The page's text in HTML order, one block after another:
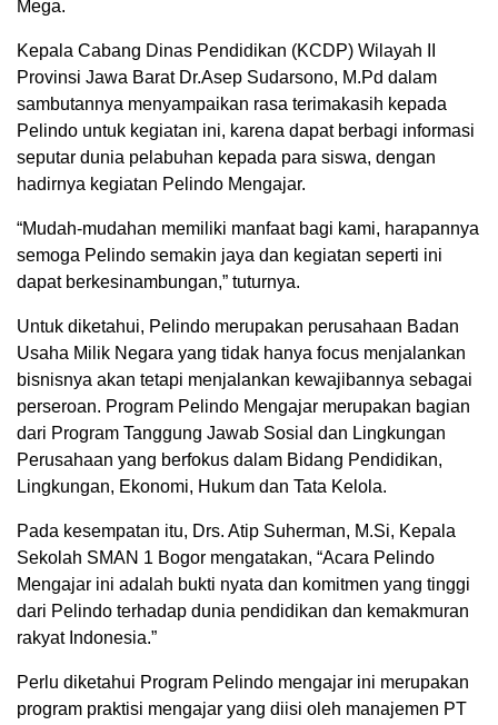
Mega.
Kepala Cabang Dinas Pendidikan (KCDP) Wilayah II
Provinsi Jawa Barat Dr.Asep Sudarsono, M.Pd dalam
sambutannya menyampaikan rasa terimakasih kepada
Pelindo untuk kegiatan ini, karena dapat berbagi informasi
seputar dunia pelabuhan kepada para siswa, dengan
hadirnya kegiatan Pelindo Mengajar.
“Mudah-mudahan memiliki manfaat bagi kami, harapannya
semoga Pelindo semakin jaya dan kegiatan seperti ini
dapat berkesinambungan,” tuturnya.
Untuk diketahui, Pelindo merupakan perusahaan Badan
Usaha Milik Negara yang tidak hanya focus menjalankan
bisnisnya akan tetapi menjalankan kewajibannya sebagai
perseroan. Program Pelindo Mengajar merupakan bagian
dari Program Tanggung Jawab Sosial dan Lingkungan
Perusahaan yang berfokus dalam Bidang Pendidikan,
Lingkungan, Ekonomi, Hukum dan Tata Kelola.
Pada kesempatan itu, Drs. Atip Suherman, M.Si, Kepala
Sekolah SMAN 1 Bogor mengatakan, “Acara Pelindo
Mengajar ini adalah bukti nyata dan komitmen yang tinggi
dari Pelindo terhadap dunia pendidikan dan kemakmuran
rakyat Indonesia.”
Perlu diketahui Program Pelindo mengajar ini merupakan
program praktisi mengajar yang diisi oleh manajemen PT